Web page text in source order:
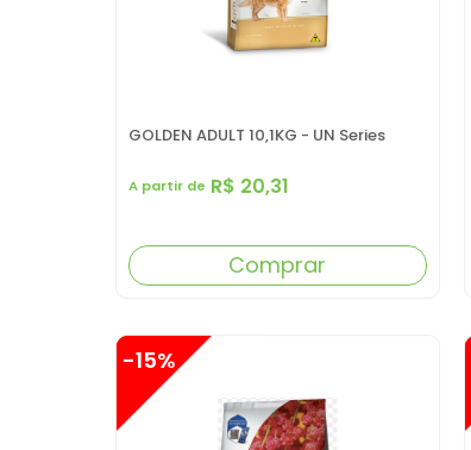
GOLDEN ADULT 10,1KG - UN Series
A partir de R$ 20,31
Comprar
-15%